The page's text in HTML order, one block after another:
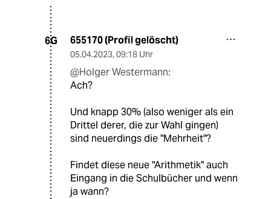
6G 655170 (Profil gelöscht)
05.04.2023, 09:18 Uhr
@Holger Westermann:
Ach?
Und knapp 30% (also weniger als ein
Drittel derer, die zur Wahl gingen)
sind neuerdings die "Mehrheit"?
Findet diese neue "Arithmetik" auch
Eingang in die Schulbücher und wenn
ja wann?